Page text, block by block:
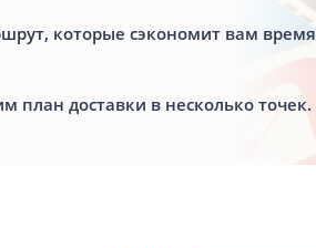
которые сэкономит вам время
план доставки в несколько точек.